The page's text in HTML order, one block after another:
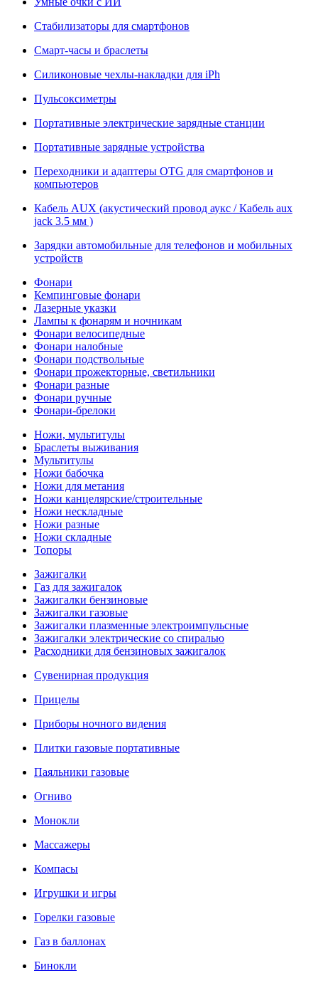
Стабилизаторы для смартфонов
Смарт-часы и браслеты
Силиконовые чехлы-накладки для iPh
Пульсоксиметры
Портативные электрические зарядные станции
Портативные зарядные устройства
Переходники и адаптеры OTG для смартфонов и
компьютеров
Кабель AUX (акустический провод аукс / Кабель aux
jack 3.5 мм )
Зарядки автомобильные для телефонов и мобильных
устройств
Фонари
Кемпинговые фонари
Лазерные указки
Лампы к фонарям и ночникам
Фонари велосипедные
Фонари налобные
Фонари подствольные
Фонари прожекторные, светильники
Фонари разные
Фонари ручные
Фонари-брелоки
Ножи, мультитулы
Браслеты выживания
Мультитулы
Ножи бабочка
Ножи для метания
Ножи канцелярские/строительные
Ножи нескладные
Ножи разные
Ножи складные
Топоры
Зажигалки
Газ для зажигалок
Зажигалки бензиновые
Зажигалки газовые
Зажигалки плазменные электроимпульсные
Зажигалки электрические со спиралью
Расходники для бензиновых зажигалок
Сувенирная продукция
Прицелы
Приборы ночного видения
Плитки газовые портативные
Паяльники газовые
Огниво
Монокли
Массажеры
Компасы
Игрушки и игры
Горелки газовые
Газ в баллонах
Бинокли